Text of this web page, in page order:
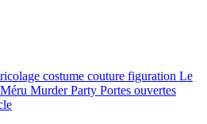
costume couture figuration Le
Méru Murder Party Portes ouvertes